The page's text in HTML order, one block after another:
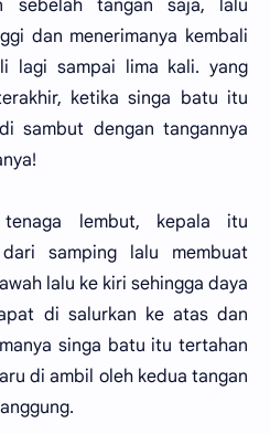
sebelah tangan saja, lalu
dan menerimanya kembali
lagi sampai lima kali. yang
ketika singa batu itu
sambut dengan tangannya
tenaga lembut, kepala itu
samping lalu membuat
lalu ke kiri sehingga daya
di salurkan ke atas dan
singa batu itu tertahan
di ambil oleh kedua tangan